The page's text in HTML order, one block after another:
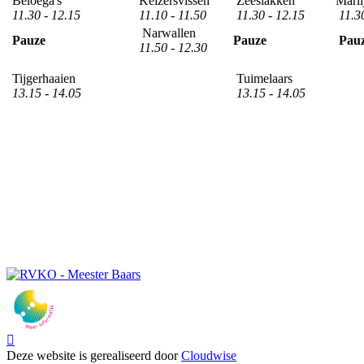
11.30 - 12.15
11.10 - 11.50
11.30 - 12.15
Pauze
Narwallen
11.50 - 12.30
Pauze
Tijgerhaaien
13.15 - 14.05
Tuimelaars
13.15 - 14.05

Deze website is gerealiseerd doorCloudwise